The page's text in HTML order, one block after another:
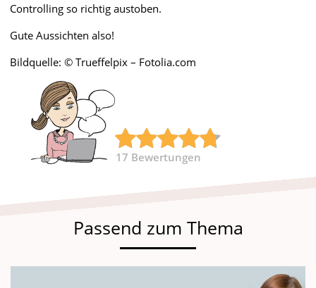
Controlling so richtig austoben.
Gute Aussichten also!
Bildquelle: © Trueffelpix – Fotolia.com
17 Bewertungen
Passend zum Thema